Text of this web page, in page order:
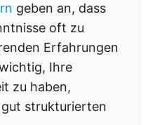
geben an, dass
oft zu
Erfahrungen
Ihre
zu haben,
gut strukturierten